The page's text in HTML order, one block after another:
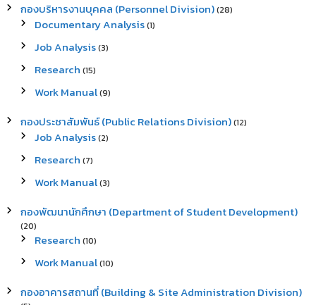
กองบริหารงานบุคคล (Personnel Division)(28)
Documentary Analysis(1)
Job Analysis(3)
Research (15)
Work Manual(9)
กองประชาสัมพันธ์ (Public Relations Division)(12)
Job Analysis(2)
Research (7)
Work Manual(3)
กองพัฒนานักศึกษา (Department of Student Development)
(20)
Research (10)
Work Manual(10)
กองอาคารสถานที่ (Building & Site Administration Division)